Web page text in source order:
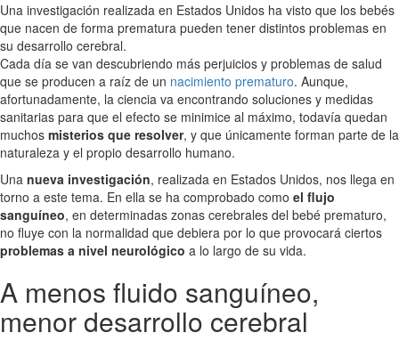
Una investigación realizada en Estados Unidos ha visto que los bebés
que nacen de forma prematura pueden tener distintos problemas en
su desarrollo cerebral.
Cada día se van descubriendo más perjuicios y problemas de salud
que se producen a raíz de un nacimiento prematuro. Aunque,
afortunadamente, la ciencia va encontrando soluciones y medidas
sanitarias para que el efecto se minimice al máximo, todavía quedan
muchos misterios que resolver, y que únicamente forman parte de la
naturaleza y el propio desarrollo humano.
Una nueva investigación, realizada en Estados Unidos, nos llega en
torno a este tema. En ella se ha comprobado como el flujo
sanguíneo, en determinadas zonas cerebrales del bebé prematuro,
no fluye con la normalidad que debiera por lo que provocará ciertos
problemas a nivel neurológico a lo largo de su vida.
A menos fluido sanguíneo,
menor desarrollo cerebral